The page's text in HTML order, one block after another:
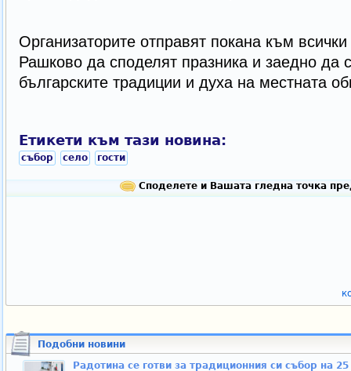
Организаторите отправят покана към
Рашково да споделят празника и заедно да
българските традиции и духа на местната
Етикети към тази новина:
събор село гости
Споделете и Вашата гледна точка
Подобни новини
Радотина се готви за традиционния си събор на